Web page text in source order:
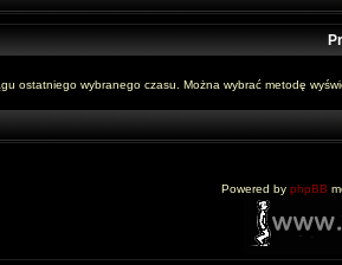
ostatniego wybranego czasu. Można wybrać metodę
Powered by phpBB